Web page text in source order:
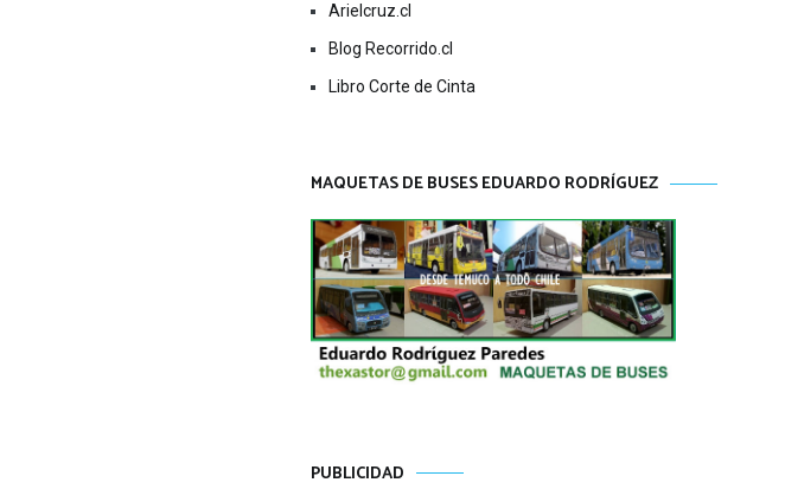
Arielcruz.cl
Blog Recorrido.cl
Libro Corte de Cinta
MAQUETAS DE BUSES EDUARDO RODRÍGUEZ
PUBLICIDAD